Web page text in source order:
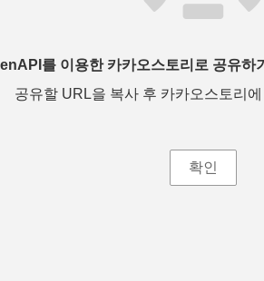
를 이용한 카카오스토리로 공유하
공유할 URL을 복사 후 카카오스토리
확인